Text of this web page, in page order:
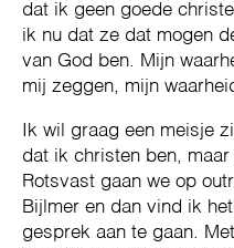
dat ik geen goede
ik nu dat ze dat mogen
van God ben. Mijn
mij zeggen, mijn
Ik wil graag een meisje
dat ik christen ben,
Rotsvast gaan we op
Bijlmer en dan vind ik
gesprek aan te gaan.